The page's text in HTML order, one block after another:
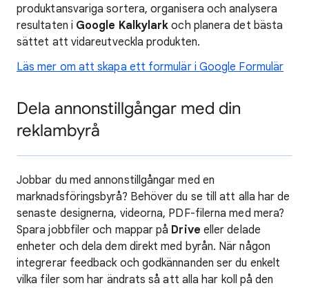
produktansvariga sortera, organisera och analysera
resultaten i Google Kalkylark och planera det bästa
sättet att vidareutveckla produkten.
Läs mer om att skapa ett formulär i Google Formulär
Dela annonstillgångar med din
reklambyrå
Jobbar du med annonstillgångar med en
marknadsföringsbyrå? Behöver du se till att alla har de
senaste designerna, videorna, PDF-filerna med mera?
Spara jobbfiler och mappar på Drive eller delade
enheter och dela dem direkt med byrån. När någon
integrerar feedback och godkännanden ser du enkelt
vilka filer som har ändrats så att alla har koll på den